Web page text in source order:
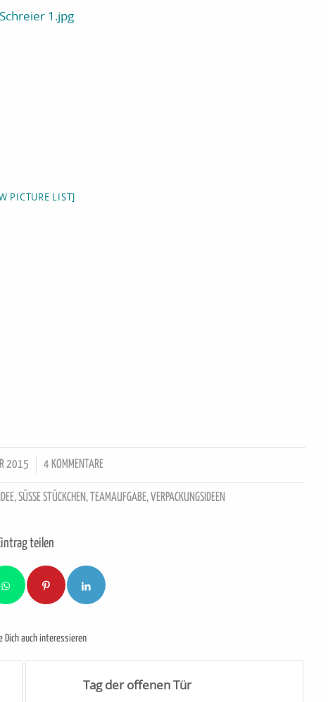
PICTURE LIST]
2015 4 KOMMENTARE
,SÜSSE STÜCKCHEN , TEAMAUFGABE,VERPACKUNGSIDEEN
teilen
Dich auch interessieren
Tag der offenen Tür